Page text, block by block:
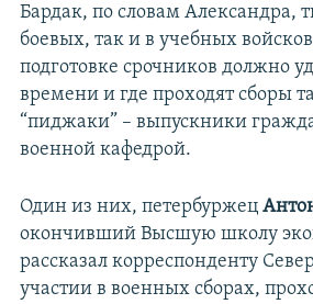
Бардак, по словам Александра,
боевых, так и в учебных
подготовке срочников должно
времени и где проходят сборы
“пиджаки” – выпускники
военной кафедрой.
Один из них, петербуржец
окончивший Высшую школу
рассказал корреспонденту
участии в военных сборах,